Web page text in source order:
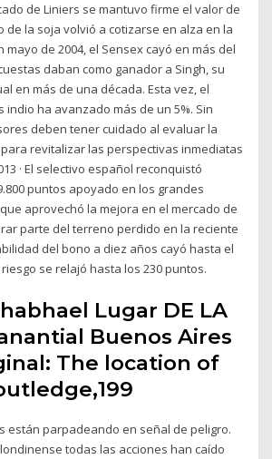
de Liniers se mantuvo firme el valor de
de la soja volvió a cotizarse en alza en la
mayo de 2004, el Sensex cayó en más del
daban como ganador a Singh, su
en más de una década. Esta vez, el
indio ha avanzado más de un 5%. Sin
deben tener cuidado al evaluar la
revitalizar las perspectivas inmediatas
· El selectivo español reconquistó
puntos apoyado en los grandes
aprovechó la mejora en el mercado de
parte del terreno perdido en la reciente
del bono a diez años cayó hasta el
se relajó hasta los 230 puntos.
Lugar DE LA
Buenos Aires
The location of
están parpadeando en señal de peligro.
todas las acciones han caído